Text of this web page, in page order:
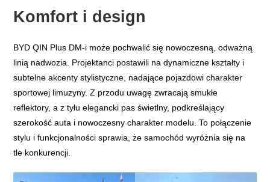
Komfort i design
BYD QIN Plus DM-i może pochwalić się nowoczesną, odważną
linią nadwozia. Projektanci postawili na dynamiczne kształty i
subtelne akcenty stylistyczne, nadające pojazdowi charakter
sportowej limuzyny. Z przodu uwagę zwracają smukłe
reflektory, a z tyłu elegancki pas świetlny, podkreślający
szerokość auta i nowoczesny charakter modelu. To połączenie
stylu i funkcjonalności sprawia, że samochód wyróżnia się na
tle konkurencji.